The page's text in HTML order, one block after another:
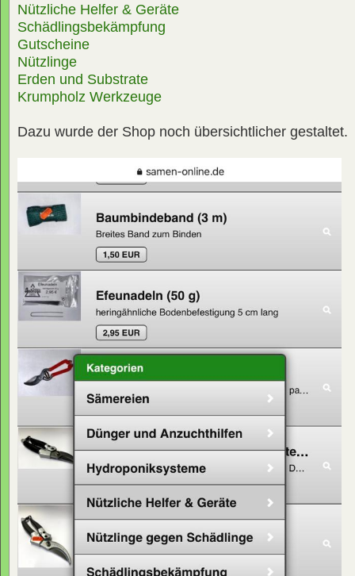
Nützliche Helfer & Geräte
Schädlingsbekämpfung
Gutscheine
Nützlinge
Erden und Substrate
Krumpholz Werkzeuge
Dazu wurde der Shop noch übersichtlicher gestaltet.